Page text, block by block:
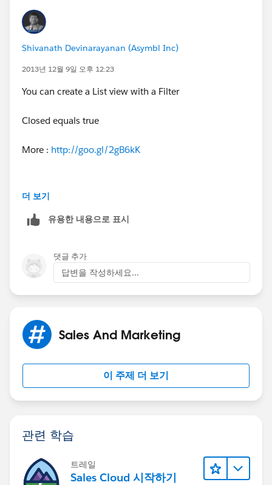
to seal the deal.
Phil
Shivanath Devinarayanan (Asymbl Inc)
2013년 12월 9일 오후 12:23
You can create a List view with a Filter
Closed equals true
More : http://goo.gl/2gB6kK
the answer as "Best Answer" right under the
should they have a similar issue in the future. Thank
you!
Shivanath
더 보기
유용한 내용으로 표시
댓글 추가
답변을 작성하세요...
Sales And Marketing
이 주제 더 보기
관련 학습
트레일
Sales Cloud 시작하기